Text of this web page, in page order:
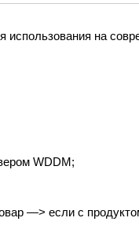
использования на
WDDM;
—> если с